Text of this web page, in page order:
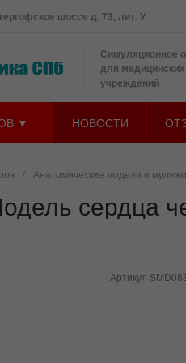
шоссе д. 73, лит. У
Симуляционное
для
учреждений
▼ НОВОСТИ
/ Анатомические модели и муляжи
сердца
Артикул